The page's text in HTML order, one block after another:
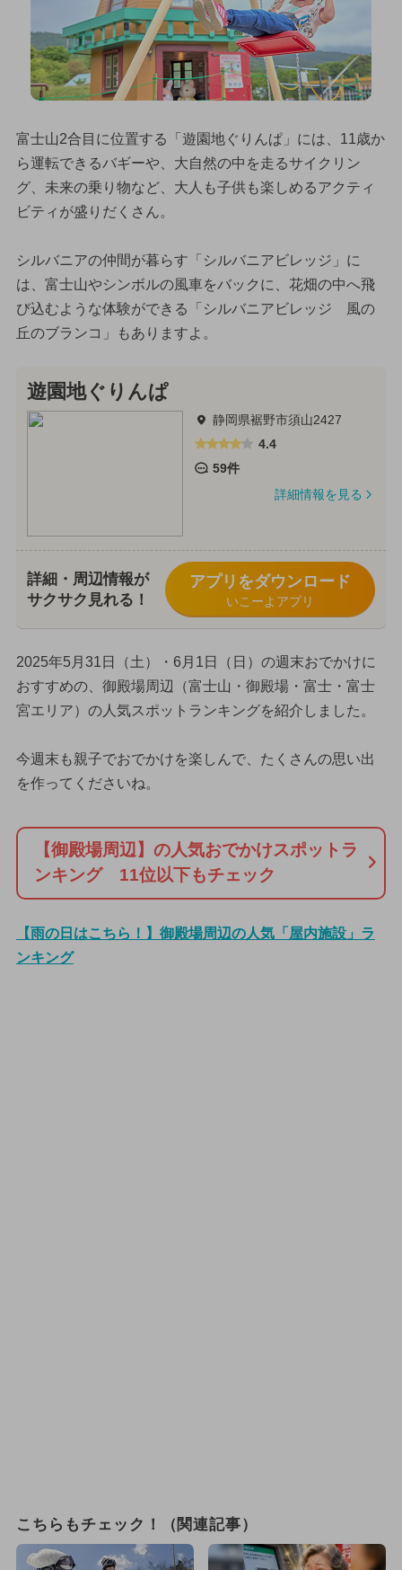
富士山2合目に位置する「遊園地ぐりんぱ」には、11歳か
ら運転できるバギーや、大自然の中を走るサイクリン
グ、未来の乗り物など、大人も子供も楽しめるアクティ
ビティが盛りだくさん。
シルバニアの仲間が暮らす「シルバニアビレッジ」に
は、富士山やシンボルの風車をバックに、花畑の中へ飛
び込むような体験ができる「シルバニアビレッジ 風の
丘のブランコ」もありますよ。
遊園地ぐりんぱ
静岡県裾野市須山2427
4.4
59件
詳細情報を見る
詳細・周辺情報が
サクサク見れる！
アプリをダウンロード
いこーよアプリ
2025年5月31日（土）・6月1日（日）の週末おでかけに
おすすめの、御殿場周辺（富士山・御殿場・富士・富士
宮エリア）の人気スポットランキングを紹介しました。
今週末も親子でおでかけを楽しんで、たくさんの思い出
を作ってくださいね。
【御殿場周辺】の人気おでかけスポットラ
ンキング 11位以下もチェック
【雨の日はこちら！】御殿場周辺の人気「屋内施設」ラ
ンキング
こちらもチェック！（関連記事）